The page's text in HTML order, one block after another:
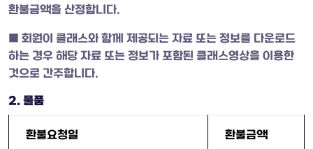
환불금액을 산정합니다.
■ 회원이 클래스와 함께 제공되는 자료 또는 정보를 다운로드
하는 경우 해당 자료 또는 정보가 포함된 클래스영상을 이용한
것으로 간주합니다.
2. 물품
환불요청일 환불금액